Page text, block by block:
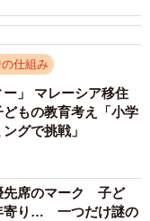
厳しい監視や規制
高まりに応えると
でなく、歴史認識
題など、日中間の
問題は国際情勢の
」として利用され
仕組み
ー」 マレーシア移住
もの教育考え「小学
グで挑戦」
先席のマーク 子ど
寄り… 一つだけ謎の